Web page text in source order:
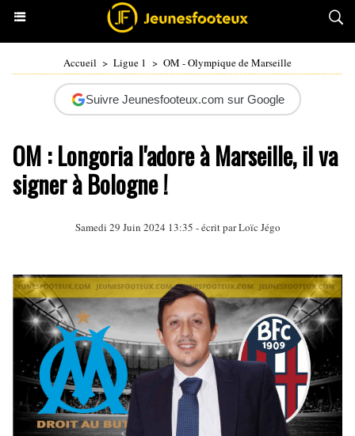
Accueil > Ligue 1 > OM - Olympique de Marseille
Suivre Jeunesfooteux.com sur Google
OM : Longoria l'adore à Marseille, il va
signer à Bologne !
Samedi 29 Juin 2024 13:35 - écrit parLoïc Jégo